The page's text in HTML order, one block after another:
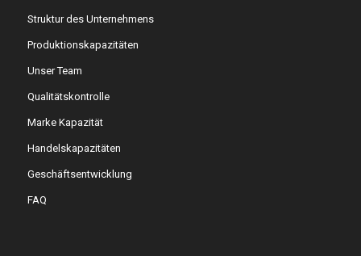
Struktur des Unternehmens
Produktionskapazitäten
Unser Team
Qualitätskontrolle
Marke Kapazität
Handelskapazitäten
Geschäftsentwicklung
FAQ